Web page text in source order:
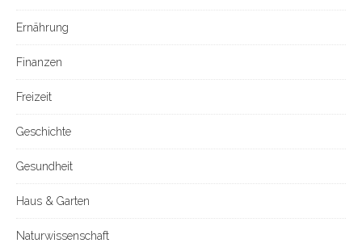
Ernährung
Finanzen
Freizeit
Geschichte
Gesundheit
Haus & Garten
Naturwissenschaft